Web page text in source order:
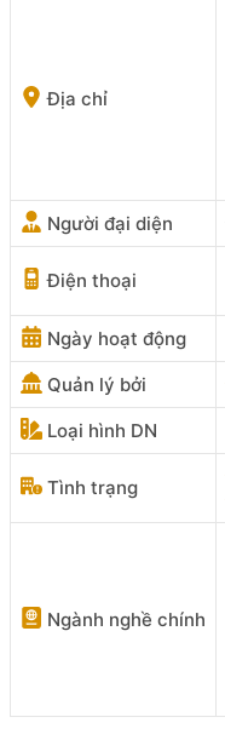
Địa chỉ
Người đại diện
Điện thoại
Ngày hoạt động
Quản lý bởi
Loại hình DN
Tình trạng
Ngành nghề chính